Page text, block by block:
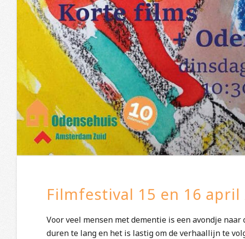
Filmfestival 15 en 16 april
Voor veel mensen met dementie is een avondje
duren te lang en het is lastig om de verhaallijn te